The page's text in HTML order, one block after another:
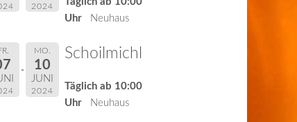
2024
Uhr
Neuhaus
MO.
10
JUNI
2024
Schoilmichl
Täglich ab 10:00
Uhr
Neuhaus